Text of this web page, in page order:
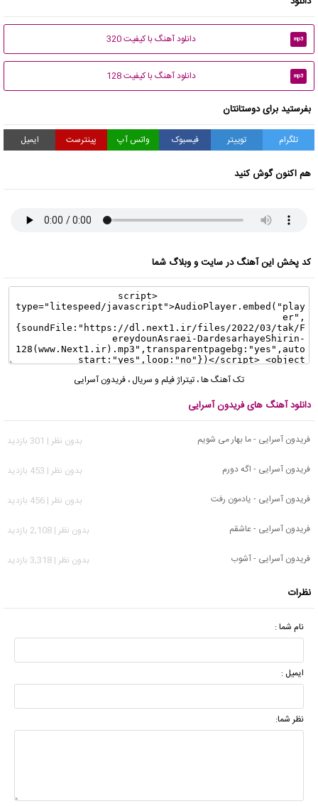
mp3 دانلود آهنگ با کیفیت 320
mp3 دانلود آهنگ با کیفیت 128
بفرستید برای دوستانتان
تلگرام توییتر فیسبوک واتس آپ پینترست ایمیل
هم اکنون گوش کنید
کد پخش این آهنگ در سایت و وبلاگ شما
تک آهنگ ها، تیتراژ فیلم و سریال ، فریدون آسرایی
دانلود آهنگ های فریدون آسرایی
فریدون آسرایی - ما بهار می شویم
بدون نظر | 301 بازدید
فریدون آسرایی - اگه دورم
بدون نظر | 453 بازدید
فریدون آسرایی - یادمون رفت
بدون نظر | 456 بازدید
فریدون آسرایی - عاشقم
بدون نظر | 2,108 بازدید
فریدون آسرایی - آشوب
بدون نظر | 3,318 بازدید
نظرات
نام شما :
ایمیل :
نظر شما: